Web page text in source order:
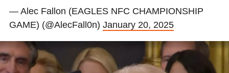
— Alec Fallon (EAGLES NFC CHAMPIONSHIP
GAME) (@AlecFall0n) January 20, 2025